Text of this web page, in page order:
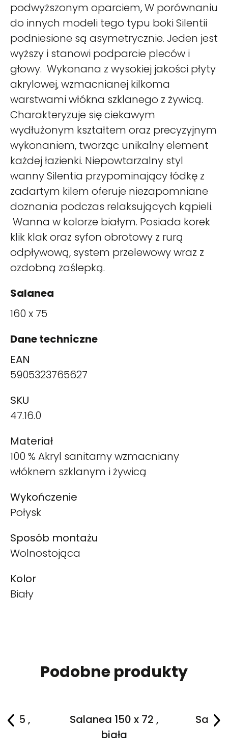
podwyższonym oparciem, W porównaniu
do innych modeli tego typu boki Silentii
podniesione są asymetrycznie. Jeden jest
wyższy i stanowi podparcie pleców i
głowy. Wykonana z wysokiej jakości płyty
akrylowej, wzmacnianej kilkoma
warstwami włókna szklanego z żywicą.
Charakteryzuje się ciekawym
wydłużonym kształtem oraz precyzyjnym
wykonaniem, tworząc unikalny element
każdej łazienki. Niepowtarzalny styl
wanny Silentia przypominający łódkę z
zadartym kilem oferuje niezapomniane
doznania podczas relaksujących kąpieli.
Wanna w kolorze białym. Posiada korek
klik klak oraz syfon obrotowy z rurą
odpływową, system przelewowy wraz z
ozdobną zaślepką.
Salanea
160 x 75
Dane techniczne
EAN
5905323765627
SKU
47.16.0
Materiał
100 % Akryl sanitarny wzmacniany
włóknem szklanym i żywicą
Wykończenie
Połysk
Sposób montażu
Wolnostojąca
Kolor
Biały
Podobne produkty
x 75 ,
Salanea 150 x 72 ,
biała